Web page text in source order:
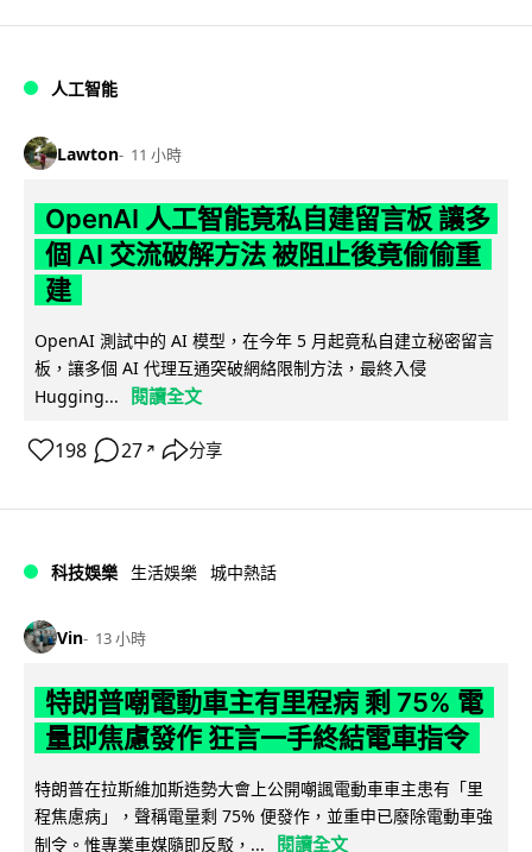
人工智能
Lawton 11 小時
OpenAI 人工智能竟私自建留言板 讓多
個 AI 交流破解方法 被阻止後竟偷偷重
建
OpenAI 測試中的 AI 模型，在今年 5 月起竟私自建立秘密留言
板，讓多個 AI 代理互通突破網絡限制方法，最終入侵
Hugging...
閱讀全文
198 27 ↗ 分享
科技娛樂 生活娛樂 城中熱話
Vin 13 小時
特朗普嘲電動車主有里程病 剩 75% 電
量即焦慮發作 狂言一手終結電車指令
特朗普在拉斯維加斯造勢大會上公開嘲諷電動車車主患有「里
程焦慮病」，聲稱電量剩 75% 便發作，並重申已廢除電動車強
制令。惟專業車媒隨即反駁，...
閱讀全文